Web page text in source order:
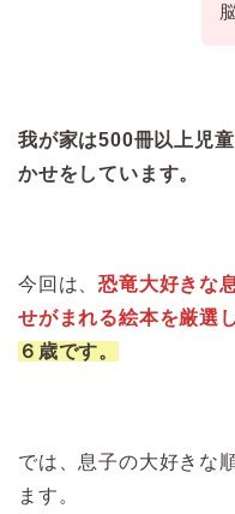
我が家は500冊以上児
かせをしています。
今回は、恐竜大好きな
せがまれる絵本を厳選
６歳です。
では、息子の大好きな
ます。